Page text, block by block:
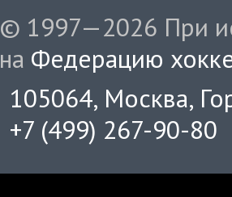
© 1997—2026 При
на Федерацию
105064, Москва,
+7 (499) 267-90-80